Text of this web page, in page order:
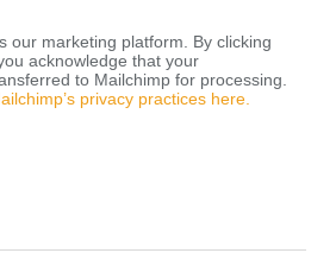
our marketing platform. By clicking
acknowledge that your
to Mailchimp for processing.
privacy practices here.